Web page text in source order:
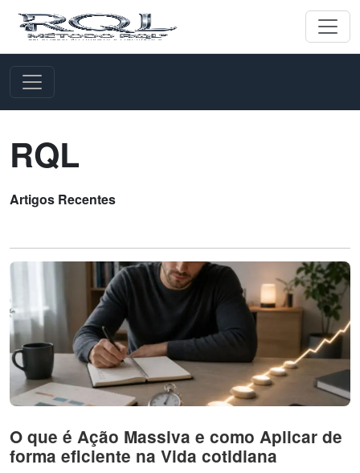
RQL
Artigos Recentes
O que é Ação Massiva e como Aplicar de
forma eficiente na Vida cotidiana